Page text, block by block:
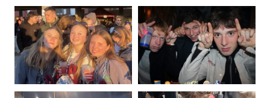
Photo
de
Mona
Andernack
Photo
de
Cyril
Ango
Photo
Photo